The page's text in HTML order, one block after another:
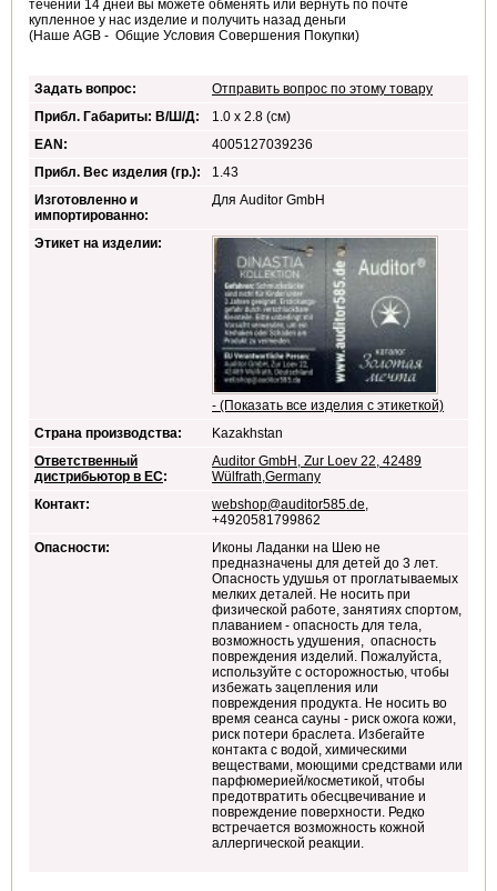
течении 14 дней вы можете обменять или вернуть по почте
купленное у нас изделие и получить назад деньги
(Наше AGB - Общие Условия Совершения Покупки)
Задать вопрос:
Отправить вопрос по этому товару
Прибл. Габариты: В/Ш/Д:
1.0 x 2.8 (см)
EAN:
4005127039236
Прибл. Вес изделия (гр.):
1.43
Изготовленно и
импортированно:
Для Auditor GmbH
Этикет на изделии:
- (Показать все изделия с этикеткой)
Страна производства:
Kazakhstan
Ответственный
дистрибьютор в ЕС:
Auditor GmbH, Zur Loev 22, 42489
Wülfrath,Germany
Контакт:
webshop@auditor585.de,
+4920581799862
Опасности:
Иконы Ладанки на Шею не
предназначены для детей до 3 лет.
Опасность удушья от проглатываемых
мелких деталей. Не носить при
физической работе, занятиях спортом,
плаванием - опасность для тела,
возможность удушения, опасность
повреждения изделий. Пожалуйста,
используйте с осторожностью, чтобы
избежать зацепления или
повреждения продукта. Не носить во
время сеанса сауны - риск ожога кожи,
риск потери браслета. Избегайте
контакта с водой, химическими
веществами, моющими средствами или
парфюмерией/косметикой, чтобы
предотвратить обесцвечивание и
повреждение поверхности. Редко
встречается возможность кожной
аллергической реакции.